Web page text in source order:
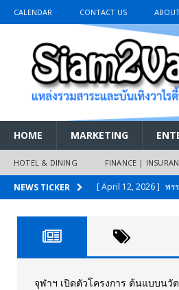
CALENDAR CONTACT US
HOME MARKETING
HOTEL & DINING FINANCE |
NEWS TICKER [ April 12, 2026 ] พร
[ March 26, 2026 ]
เมย.2569
AUTO
[ February 10, 2026 ]
จุฬาฯ เปิดตัวโครงการ ต้นแบบนวั